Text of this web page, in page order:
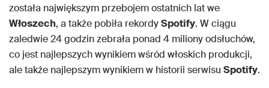
została największym przebojem ostatnich lat we
Włoszech, a także pobiła rekordySpotify. W ciągu
zaledwie 24 godzin zebrała ponad 4 miliony odsłuchów,
co jest najlepszych wynikiem wśród włoskich produkcji,
ale także najlepszym wynikiem w historii serwisu Spotify.